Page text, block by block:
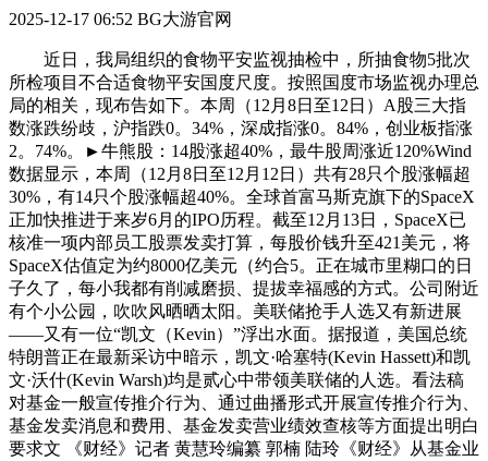
2025-12-17 06:52 BG大游官网
近日，我局组织的食物平安监视抽检中，所抽食物5批次
所检项目不合适食物平安国度尺度。按照国度市场监视办理总
局的相关，现布告如下。本周（12月8日至12日）A股三大指
数涨跌纷歧，沪指跌0。34%，深成指涨0。84%，创业板指涨
2。74%。►牛熊股：14股涨超40%，最牛股周涨近120%Wind
数据显示，本周（12月8日至12月12日）共有28只个股涨幅超
30%，有14只个股涨幅超40%。全球首富马斯克旗下的SpaceX
正加快推进于来岁6月的IPO历程。截至12月13日，SpaceX已
核准一项内部员工股票发卖打算，每股价钱升至421美元，将
SpaceX估值定为约8000亿美元（约合5。正在城市里糊口的日
子久了，每小我都有削减磨损、提拔幸福感的方式。公司附近
有个小公园，吹吹风晒晒太阳。美联储抢手人选又有新进展
——又有一位“凯文（Kevin）”浮出水面。据报道，美国总统
特朗普正在最新采访中暗示，凯文·哈塞特(Kevin Hassett)和凯
文·沃什(Kevin Warsh)均是贰心中带领美联储的人选。看法稿
对基金一般宣传推介行为、通过曲播形式开展宣传推介行为、
基金发卖消息和费用、基金发卖营业绩效查核等方面提出明白
要求文 《财经》记者 黄慧玲编纂 郭楠 陆玲《财经》从基金业